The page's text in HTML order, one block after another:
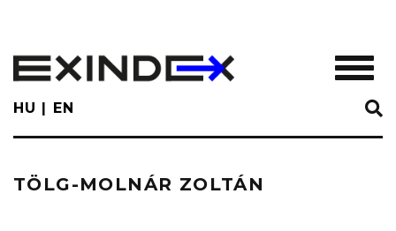
main
content
HU EN
TÖLG-MOLNÁR ZOLTÁN